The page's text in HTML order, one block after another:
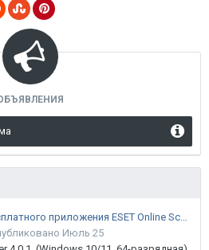
Новая версия бесплатного приложения ESET Online Scanner доступна пользователям
Июль 25